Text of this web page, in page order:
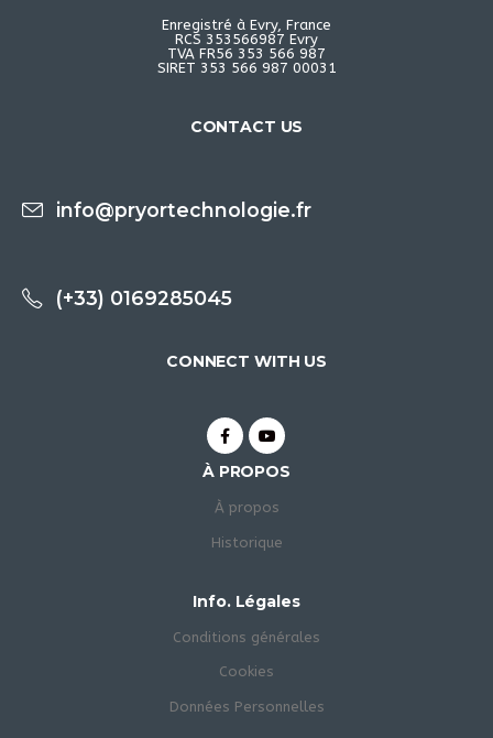
Enregistré à Evry, France
RCS 353566987 Evry
TVA FR56 353 566 987
SIRET 353 566 987 00031
CONTACT US
info@pryortechnologie.fr
(+33) 0169285045
CONNECT WITH US
À PROPOS
À propos
Historique
Info. Légales
Conditions générales
Cookies
Données Personnelles